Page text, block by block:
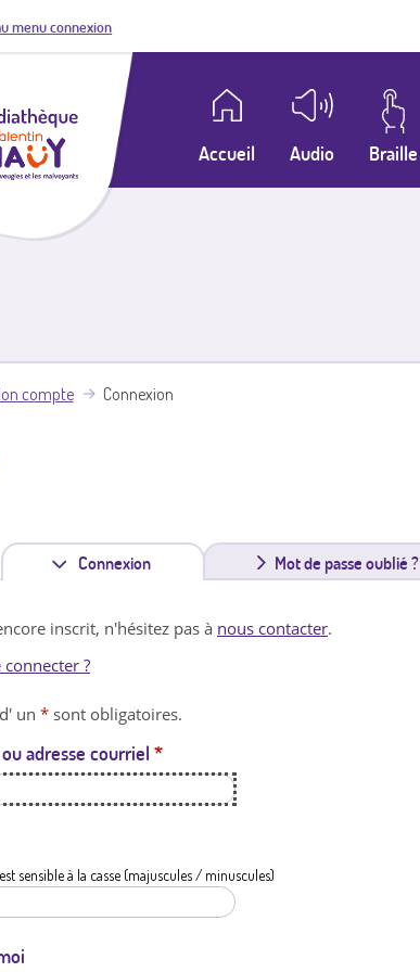
menu connexion
Accueil Audio Braille
compte Connexion
Connexion
n
l
e
Mot de passe oublié ?
inscrit, n'hésitez pas à nous contacter.
?
un * sont obligatoires.
adresse courriel *
sensible à la casse (majuscules / minuscules)